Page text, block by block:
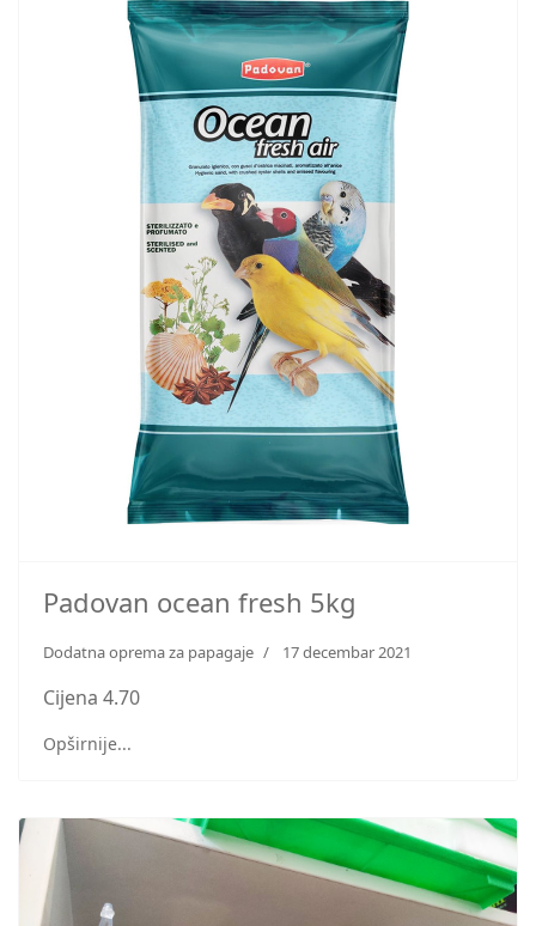
Padovan ocean fresh 5kg
Dodatna oprema za papagaje 17 decembar 2021
Cijena 4.70
Opširnije...